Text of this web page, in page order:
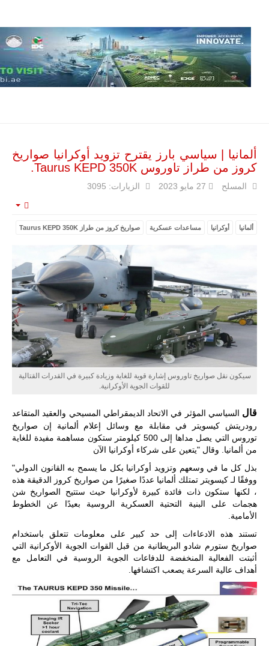
فإن الجمع بين
قدرة طائرة
أوريون على
التحليق…
للمزيد
ليبيا | إنطلاق
تدريبات
فلينتلوك
2026 الدولية
بمشاركة
جيوش وقادة
من 30 دولة
بمدينة سرت
الليبية.
في خطوة
تُوصف بأنها
اختبار عملي
جديد لإمكانية
تقريب
المسافات بين
المؤسستين
شرق البلاد
وغربها، وسط
حضور دولي
تقوده الولايات
المتحدة وشراكة
أطراف ليبية
منقسمة منذ…
للمزيد
ألمانيا | سياسي بارز يقترح تزويد أوكرانيا صواريخ
كروز من طراز تاوروس Taurus KEPD 350K.
المسلح 27 مايو 2023 الزيارات: 3095
ألمانيا أوكرانيا مساعدات عسكرية صواريخ كروز من طراز Taurus KEPD 350K
سيكون نقل صواريخ تاوروس إشارة قوية للغاية وزيادة كبيرة في القدرات القتالية
للقوات الجوية الأوكرانية.
قال السياسي المؤثر في الاتحاد الديمقراطي المسيحي والعقيد المتقاعد
رودريتش كيسويتر في مقابلة مع وسائل إعلام ألمانية إن صواريخ
توروس التي يصل مداها إلى 500 كيلومتر ستكون مساهمة مفيدة للغاية
من ألمانيا. وقال "يتعين على شركاء أوكرانيا الآن
بذل كل ما في وسعهم وتزويد أوكرانيا بكل ما يسمح به القانون الدولي"
ووفقًا لـ كيسويتر تمتلك ألمانيا عددًا صغيرًا من صواريخ كروز الدقيقة هذه
، لكنها ستكون ذات فائدة كبيرة لأوكرانيا حيث ستتيح الصواريخ شن
هجمات على البنية التحتية العسكرية الروسية بعيدًا عن الخطوط
الأمامية.
تستند هذه الادعاءات إلى حد كبير على معلومات تتعلق باستخدام
صواريخ ستورم شادو البريطانية من قبل القوات الجوية الأوكرانية التي
أثبتت الفعالية المنخفضة للدفاعات الجوية الروسية في التعامل مع
أهداف عالية السرعة يصعب اكتشافها.